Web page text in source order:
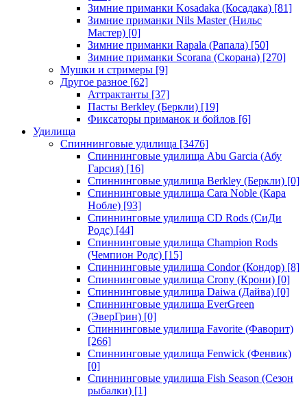
Зимние приманки Kosadaka (Косадака) [81]
Зимние приманки Nils Master (Нильс
Мастер) [0]
Зимние приманки Rapala (Рапала) [50]
Зимние приманки Scorana (Скорана) [270]
Мушки и стримеры [9]
Другое разное [62]
Аттрактанты [37]
Пасты Berkley (Беркли) [19]
Фиксаторы приманок и бойлов [6]
Удилища
Спиннинговые удилища [3476]
Спиннинговые удилища Abu Garcia (Абу
Гарсия) [16]
Спиннинговые удилища Berkley (Беркли) [0]
Спиннинговые удилища Cara Noble (Кара
Нобле) [93]
Спиннинговые удилища CD Rods (СиДи
Родс) [44]
Спиннинговые удилища Champion Rods
(Чемпион Родс) [15]
Спиннинговые удилища Condor (Кондор) [8]
Спиннинговые удилища Crony (Крони) [0]
Спиннинговые удилища Daiwa (Дайва) [0]
Спиннинговые удилища EverGreen
(ЭверГрин) [0]
Спиннинговые удилища Favorite (Фаворит)
[266]
Спиннинговые удилища Fenwick (Фенвик)
[0]
Спиннинговые удилища Fish Season (Сезон
рыбалки) [1]